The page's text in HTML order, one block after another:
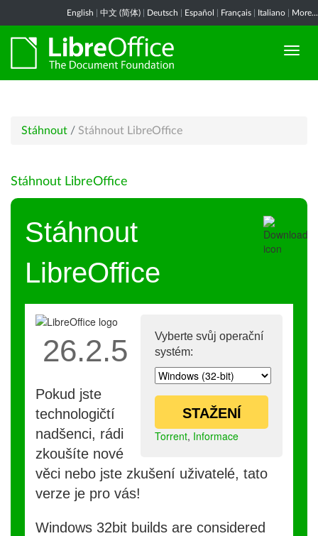
English 中文 (简体) Deutsch Español Français Italiano More...
Stáhnout / Stáhnout LibreOffice
Stáhnout LibreOffice
Stáhnout
LibreOffice
Vyberte svůj operační
systém:
STAŽENÍ
Torrent, Informace
26.2.5
Pokud jste
technologičtí
nadšenci, rádi
zkoušíte nové
věci nebo jste zkušení uživatelé, tato
verze je pro vás!
Windows 32bit builds are considered